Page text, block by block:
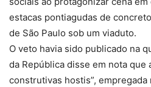
estacas pontiagudas de
de São Paulo sob um viaduto.
O veto havia sido publicado na
da República disse em nota que
construtivas hostis”,